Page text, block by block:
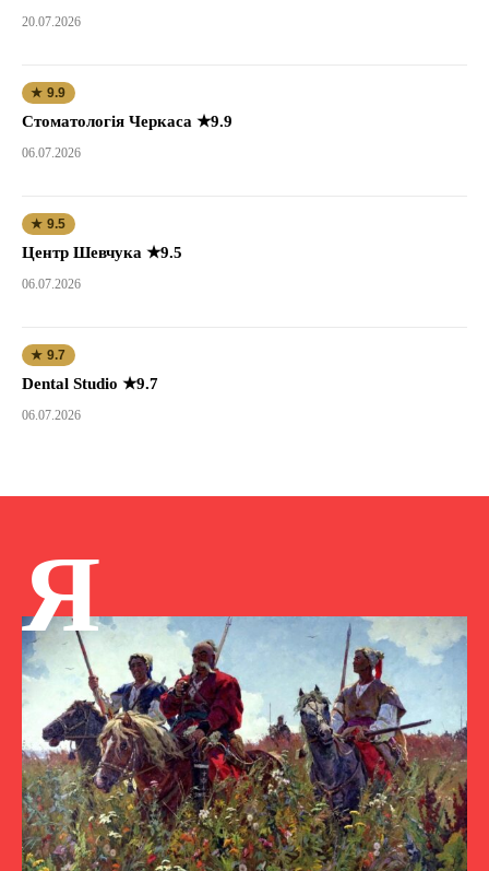
20.07.2026
★ 9.9
Стоматологія Черкаса ★9.9
06.07.2026
★ 9.5
Центр Шевчука ★9.5
06.07.2026
★ 9.7
Dental Studio ★9.7
06.07.2026
Я